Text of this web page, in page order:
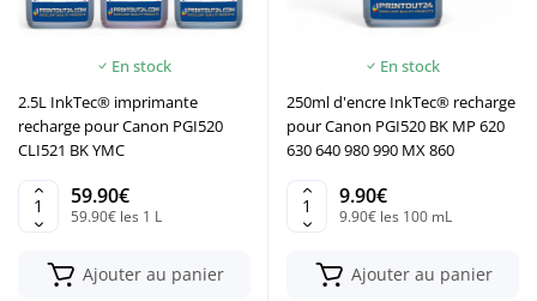
En stock
2.5L InkTec® imprimante
recharge pour Canon PGI520
CLI521 BK YMC
59.90€
59.90€ les 1 L
Ajouter au panier
En stock
250ml d'encre InkTec® recharge
pour Canon PGI520 BK MP 620
630 640 980 990 MX 860
9.90€
9.90€ les 100 mL
Ajouter au panier